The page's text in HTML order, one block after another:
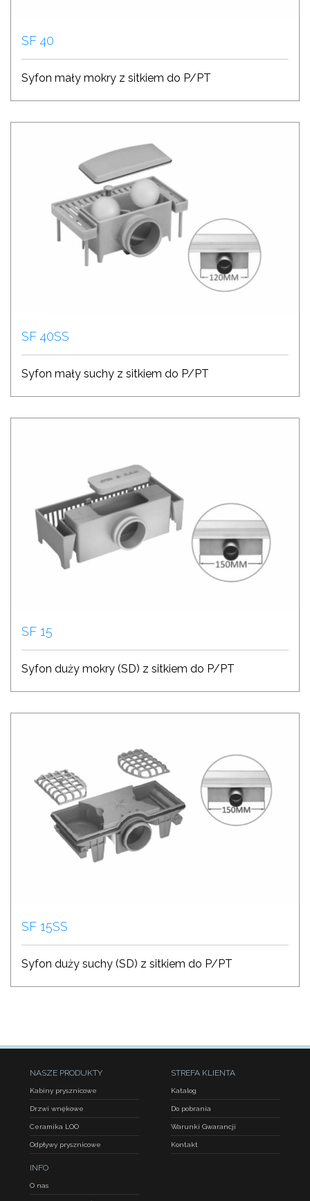
SF 40
Syfon mały mokry z sitkiem do P/PT
SF 40SS
Syfon mały suchy z sitkiem do P/PT
SF 15
Syfon duży mokry (SD) z sitkiem do P/PT
SF 15SS
Syfon duży suchy (SD) z sitkiem do P/PT
NASZE PRODUKTY
Kabiny prysznicowe
Drzwi wnękowe
Ceramika LOO
Odpływy prysznicowe
STREFA KLIENTA
Katalog
Do pobrania
Warunki Gwarancji
Kontakt
INFO
O nas